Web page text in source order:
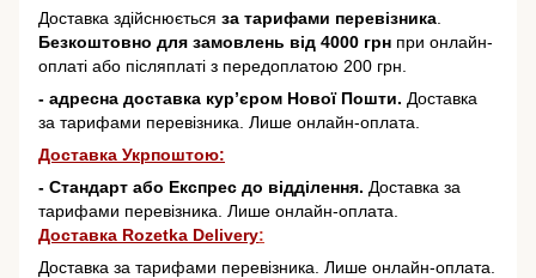
Доставка здійснюється за тарифами перевізника
Безкоштовно для замовлень від 4000 грн при онлайн-
оплаті або післяплаті з передоплатою 200 грн.
- адресна доставка кур’єром Нової Пошти. Доставка
за тарифами перевізника. Лише онлайн-оплата.
Доставка Укрпоштою:
- Стандарт або Експрес до відділення. Доставка за
тарифами перевізника. Лише онлайн-оплата.
Доставка Rozetka Delivery:
Доставка за тарифами перевізника. Лише онлайн-оплата.